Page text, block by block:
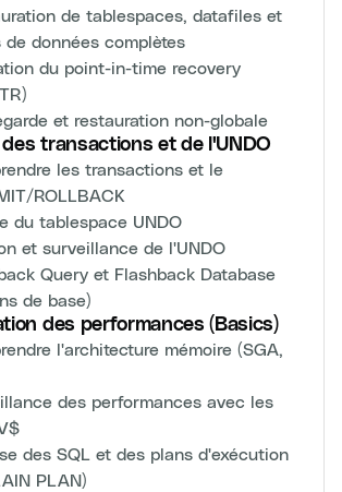
de tablespaces, datafiles et
de données complètes
du point-in-time recovery
et restauration non-globale
transactions et de l'UNDO
les transactions et le
ROLLBACK
du tablespace UNDO
et surveillance de l'UNDO
Query et Flashback Database
de base)
des performances (Basics)
l'architecture mémoire (SGA,
des performances avec les
des SQL et des plans d'exécution
PLAN)